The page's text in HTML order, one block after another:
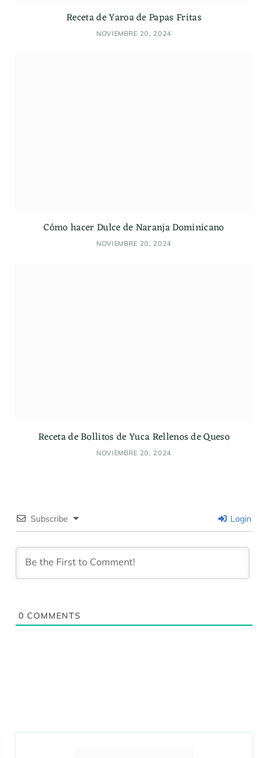
Receta de Yaroa de Papas Fritas
NOVIEMBRE 20, 2024
Cómo hacer Dulce de Naranja Dominicano
NOVIEMBRE 20, 2024
Receta de Bollitos de Yuca Rellenos de Queso
NOVIEMBRE 20, 2024
Subscribe Login
0 COMMENTS